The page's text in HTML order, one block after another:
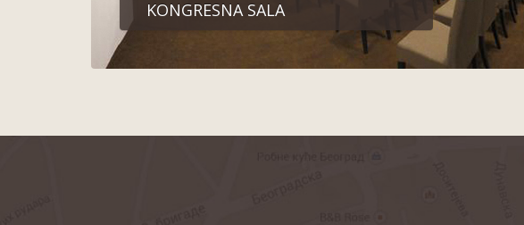
KONGRESNA SALA